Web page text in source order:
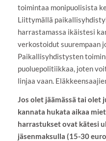
toimintaa monipuolisista
Liittymällä
harrastamassa ikäistesi
verkostoidut suurempaan
Paikallisyhdistysten
puoluepolitiikkaa, joten
linjaa vaan.
Jos olet jäämässä tai olet
kannata hukata aikaa
harrastukset ovat kätesi
jäsenmaksulla (15-30